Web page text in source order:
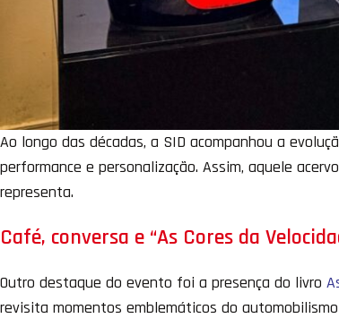
Ao longo das décadas, a SID acompanhou a
performance e personalização. Assim, aquele
representa.
Café, conversa e “As Cores da
Outro destaque do evento foi a presença do livro
revisita momentos emblemáticos do